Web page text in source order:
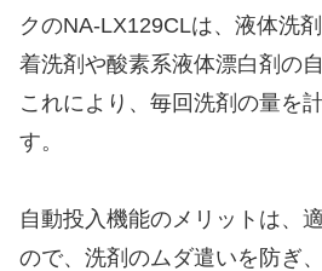
クのNA-LX129CLは、液体洗
着洗剤や酸素系液体漂白剤の
これにより、毎回洗剤の量を
す。
自動投入機能のメリットは、
ので、洗剤のムダ遣いを防ぎ